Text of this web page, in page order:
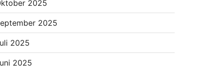
2025
2025
2025
2025